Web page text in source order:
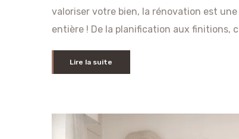
valoriser votre bien, la rénovation est
entière ! De la planification aux finitions,
Lire la suite